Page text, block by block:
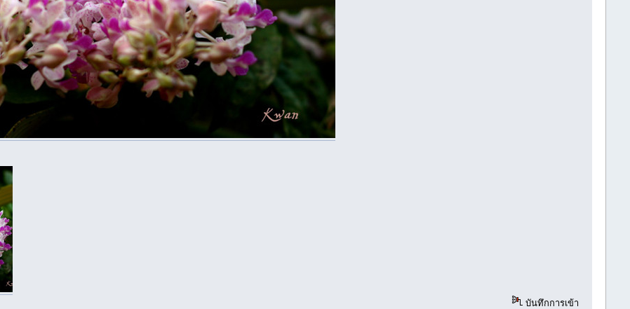
บันทึกการเข้า